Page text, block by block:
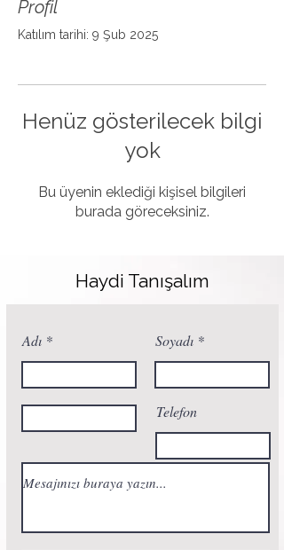
Profil
Katılım tarihi: 9 Şub 2025
Henüz gösterilecek bilgi
yok
Bu üyenin eklediği kişisel bilgileri
burada göreceksiniz.
Haydi Tanışalım
Adı Soyadı
Telefon